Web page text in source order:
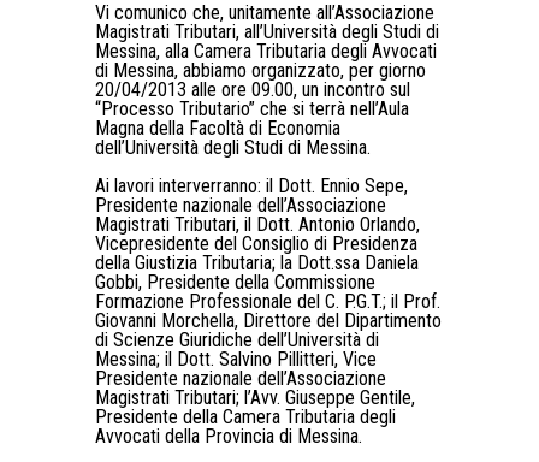
Vi comunico che, unitamente all’Associazione
Magistrati Tributari, all’Università degli Studi di
Messina, alla Camera Tributaria degli Avvocati
di Messina, abbiamo organizzato, per giorno
20/04/2013 alle ore 09.00, un incontro sul
“Processo Tributario” che si terrà nell’Aula
Magna della Facoltà di Economia
dell’Università degli Studi di Messina.
Ai lavori interverranno: il Dott. Ennio Sepe,
Presidente nazionale dell’Associazione
Magistrati Tributari, il Dott. Antonio Orlando,
Vicepresidente del Consiglio di Presidenza
della Giustizia Tributaria; la Dott.ssa Daniela
Gobbi, Presidente della Commissione
Formazione Professionale del C. P.G.T.; il Prof.
Giovanni Morchella, Direttore del Dipartimento
di Scienze Giuridiche dell’Università di
Messina; il Dott. Salvino Pillitteri, Vice
Presidente nazionale dell’Associazione
Magistrati Tributari; l’Avv. Giuseppe Gentile,
Presidente della Camera Tributaria degli
Avvocati della Provincia di Messina.